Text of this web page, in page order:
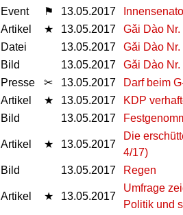
Event ⚑ 13.05.2017
Artikel ★ 13.05.2017
Gǎi Dào
Datei 13.05.2017
Gǎi Dào
Bild 13.05.2017
Gǎi Dào Nr.
Presse ✂ 13.05.2017
Darf beim
Artikel ★ 13.05.2017
KDP
Bild 13.05.2017
Artikel ★ 13.05.2017
Die
4/17)
Bild 13.05.2017 Regen
Artikel ★ 13.05.2017
Umfrage
Politik und